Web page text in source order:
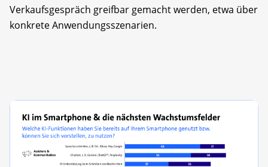
Verkaufsgespräch greifbar gemacht werden, etwa über
konkrete Anwendungsszenarien.